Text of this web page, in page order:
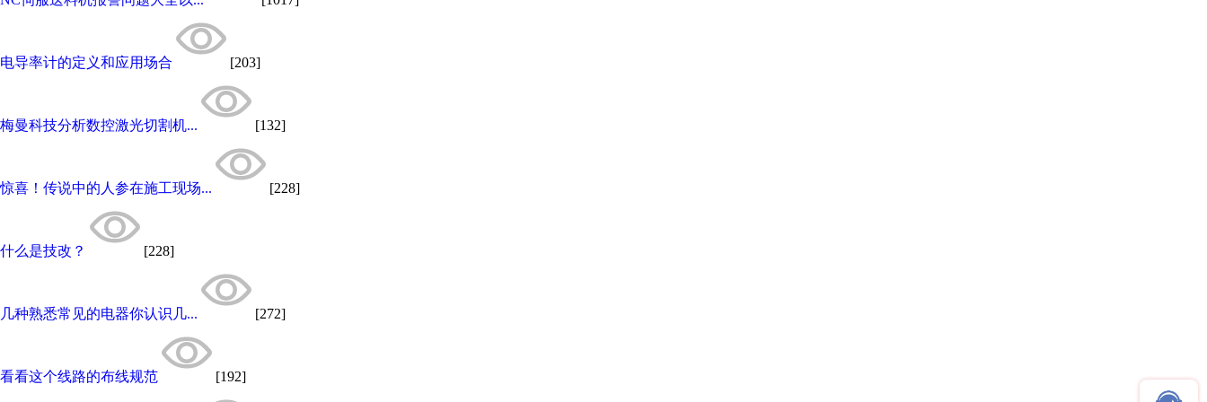
电导率计的定义和应用场合 [203]
梅曼科技分析数控激光切割机... [132]
惊喜！传说中的人参在施工现场... [228]
什么是技改？ [228]
几种熟悉常见的电器你认识几... [272]
看看这个线路的布线规范 [192]